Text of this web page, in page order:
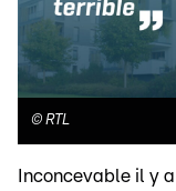
© RTL
Inconcevable il y